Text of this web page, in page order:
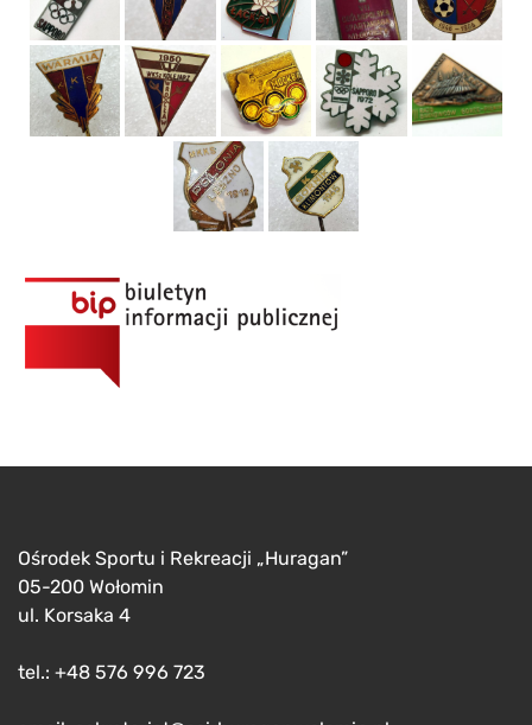
Ośrodek Sportu i Rekreacji „Huragan”
05-200 Wołomin
ul. Korsaka 4
tel.: +48 576 996 723